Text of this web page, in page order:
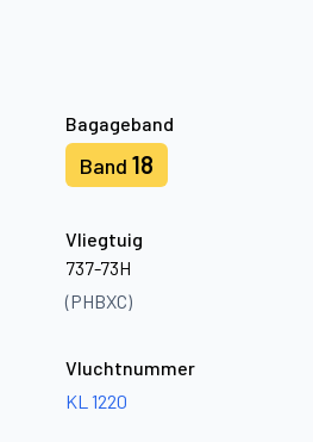
Bagageband
Band 18
Vliegtuig
737-73H
(PHBXC)
Vluchtnummer
KL 1220